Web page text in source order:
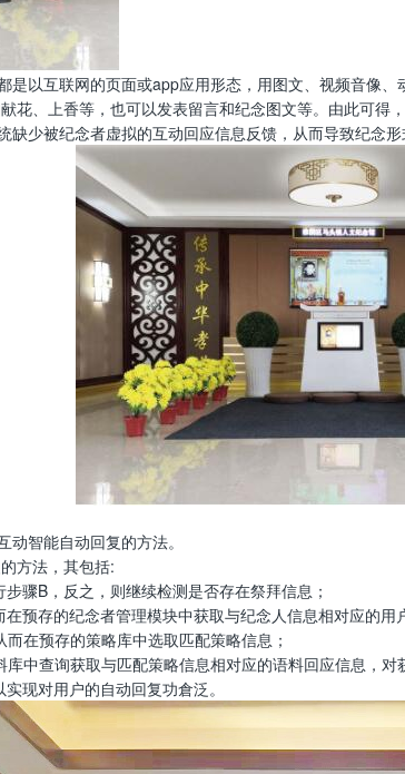
是以互联网的页面或app应用形态，用图文、视频音像
花、上香等，也可以发表留言和纪念图文等。由此可
少被纪念者虚拟的互动回应信息反馈，从而导致纪念形
智能自动回复的方法。
方法，其包括:
骤B，反之，则继续检测是否存在祭拜信息；
预存的纪念者管理模块中获取与纪念人信息相对应的用
在预存的策略库中选取匹配策略信息；
中查询获取与匹配策略信息相对应的语料回应信息，
现对用户的自动回复功倉泛。